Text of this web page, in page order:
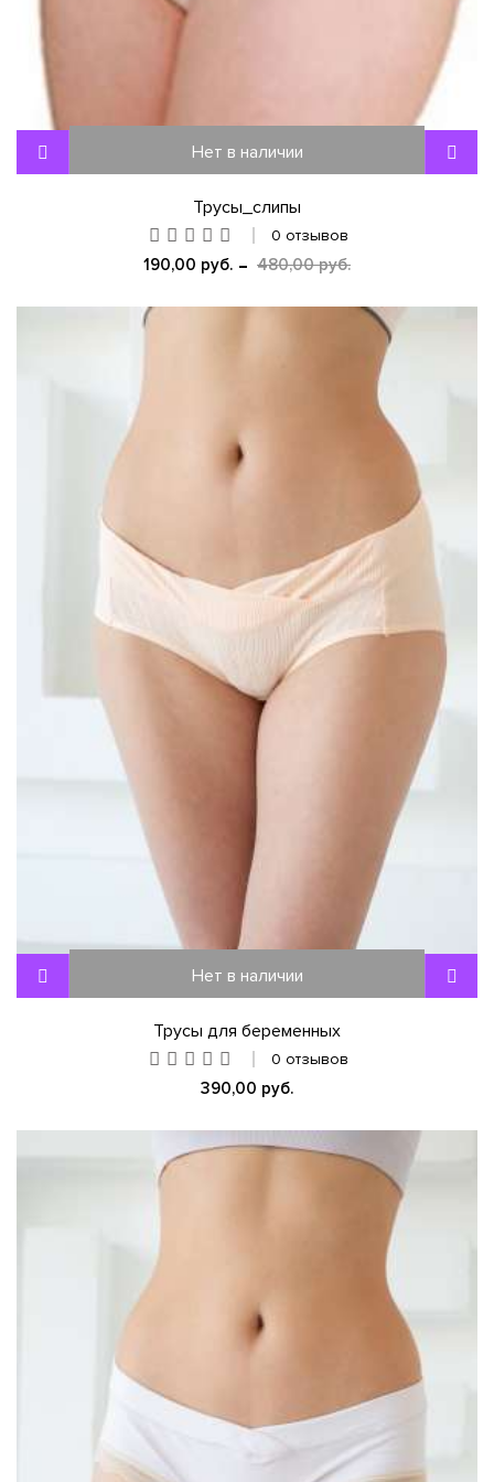
Нет в наличии
Трусы_слипы
0 отзывов
190,00 руб. 480,00 руб.
Нет в наличии
Трусы для беременных
0 отзывов
390,00 руб.